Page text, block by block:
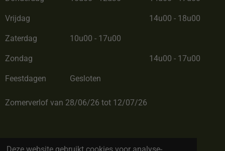
Deze website gebruikt cookies voor analyse-
Vrijdag 14u00 - 18u00
Zaterdag 10u00 - 17u00
Zondag 14u00 - 17u00
Feestdagen Gesloten
Zomerverlof van 28/06/26 tot 12/07/26